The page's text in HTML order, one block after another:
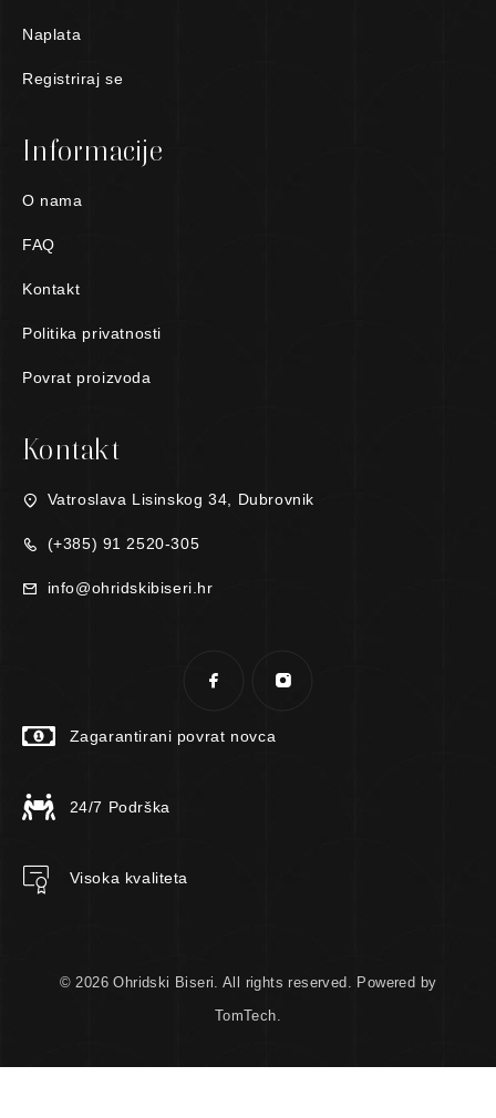
Naplata
Registriraj se
Informacije
O nama
FAQ
Kontakt
Politika privatnosti
Povrat proizvoda
Kontakt
Vatroslava Lisinskog 34, Dubrovnik
(+385) 91 2520-305
info@ohridskibiseri.hr
Zagarantirani povrat novca
24/7 Podrška
Visoka kvaliteta
© 2026 Ohridski Biseri. All rights reserved. Powered by
TomTech.